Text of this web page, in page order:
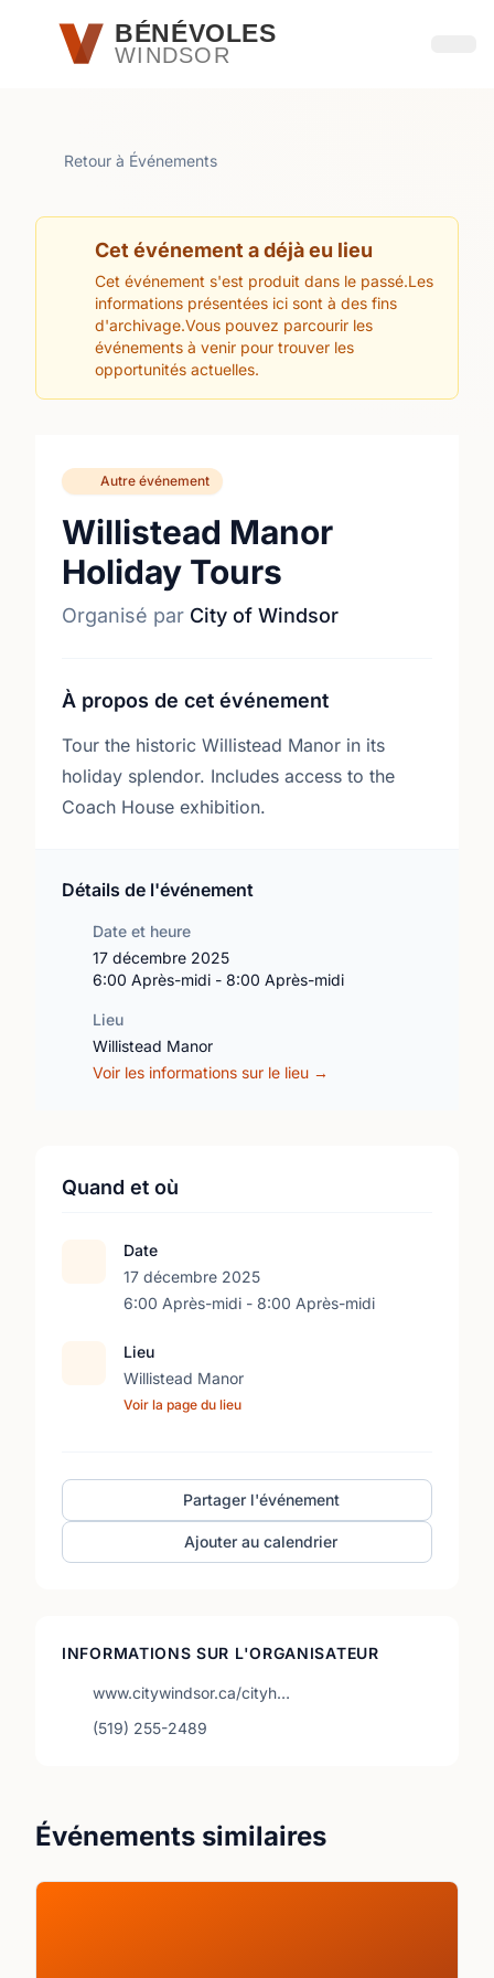
Passer au contenu principal
BÉNÉVOLES
WINDSOR
Retour à Événements
Cet événement a déjà eu lieu
Cet événement s'est produit dans le passé.Les
informations présentées ici sont à des fins
d'archivage.Vous pouvez parcourir les
événements à venir pour trouver les
opportunités actuelles.
Autre événement
Willistead Manor
Holiday Tours
Organisé par City of Windsor
À propos de cet événement
Tour the historic Willistead Manor in its
holiday splendor. Includes access to the
Coach House exhibition.
Détails de l'événement
Date et heure
17 décembre 2025
6:00 Après-midi - 8:00 Après-midi
Lieu
Willistead Manor
Voir les informations sur le lieu →
Quand et où
Date
17 décembre 2025
6:00 Après-midi - 8:00 Après-midi
Lieu
Willistead Manor
Voir la page du lieu
Partager l'événement
Ajouter au calendrier
INFORMATIONS SUR L'ORGANISATEUR
www.citywindsor.ca/cityh…
(519) 255-2489
Événements similaires